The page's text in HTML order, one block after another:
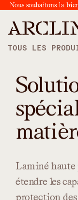
Nous souhaitons la
TOUS LES
Laminé haute
étendre les
protection des